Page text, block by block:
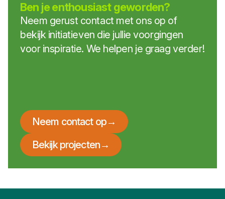
Ben je enthousiast geworden?
Neem gerust contact met ons op of
bekijk initiatieven die jullie voorgingen
voor inspiratie. We helpen je graag verder!
Neem contact op→
Bekijk projecten→